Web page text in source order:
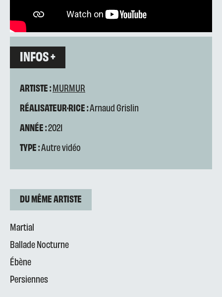
INFOS +
ARTISTE :MURMUR
RÉALISATEUR·RICE :Arnaud Grislin
ANNÉE :2021
TYPE :Autre vidéo
DU MÊME ARTISTE
Martial
Ballade Nocturne
Ébène
Persiennes